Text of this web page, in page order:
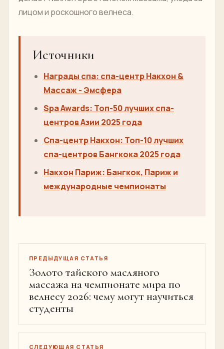
лицом и роскошного велнеса.
Источники
Награды спа: спа-центр Накхон &
Массаж - Эмсфера
Spa Awards: Топ-50 лучших спа-
центров Азии 2025 года
Спа-центр Накхон: Топ-10 лучших
спа-центров Бангкока 2025 года
Накхон Париж: Бангкок, Париж и
международные чемпионаты
ПРЕДЫДУЩАЯ СТАТЬЯ
Золото тайского масляного
массажа на чемпионате мира по
велнесу 2026: чему могут научиться
студенты
СЛЕДУЮЩАЯ СТАТЬЯ